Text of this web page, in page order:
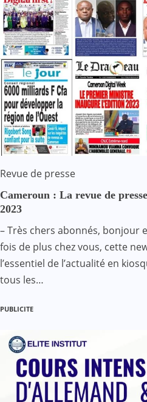
Revue de presse
Cameroun : La revue de
2023
– Très chers abonnés, bonjour
fois de plus chez vous, cette
l’essentiel de l’actualité en
tous les…
PUBLICITE